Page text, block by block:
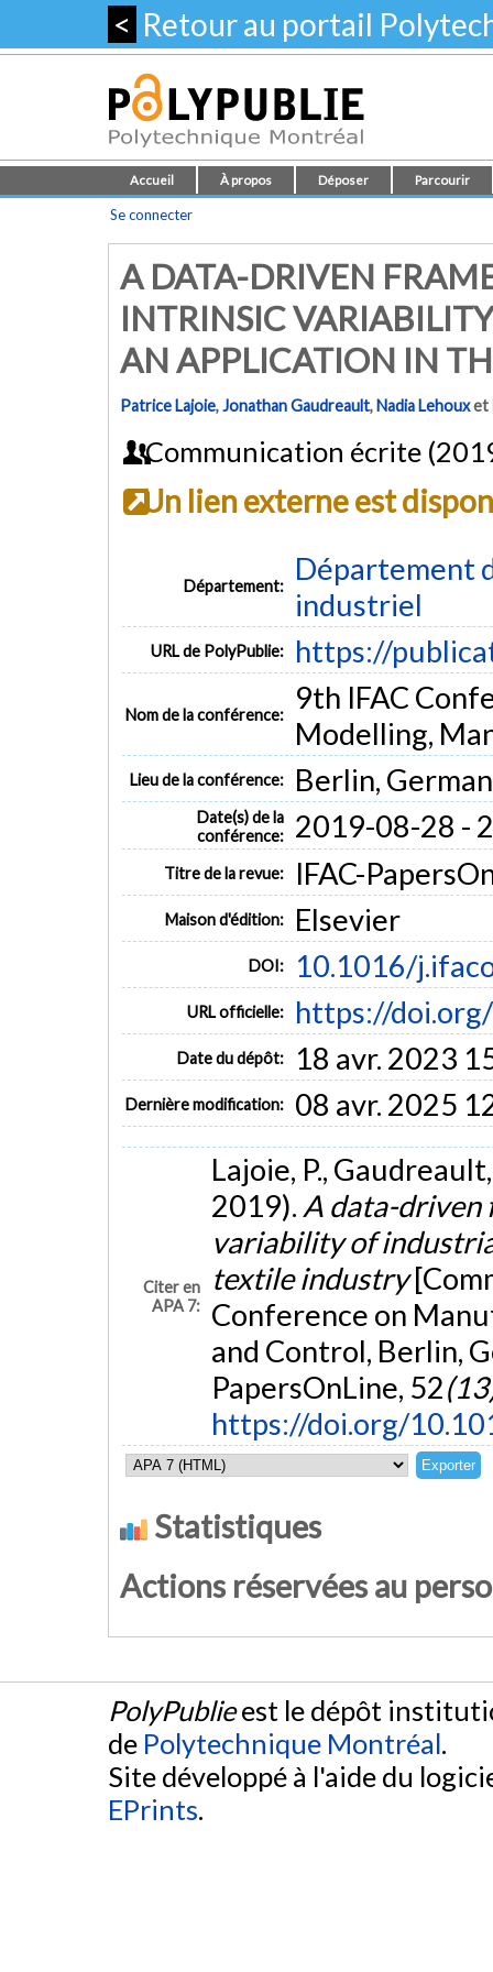
< Retour au portail
Accueil À propos Déposer Parcourir
Se connecter
A DATA-DRIVEN
INTRINSIC
AN APPLICATION IN
Patrice Lajoie,Jonathan Gaudreault,Nadia Lehouxet
Communication écrite
Un lien externe est
Département:
Département
industriel
URL de PolyPublie: https://
Nom de la conférence:
9th IFAC
Modelling,
Lieu de la conférence: Berlin,
Date(s) de la
conférence:
2019-08-28 -
Titre de la revue: IFAC-
Maison d'édition: Elsevier
DOI: 10.1016/
URL officielle: https://
Date du dépôt: 18 avr. 2023
Dernière modification: 08 avr. 2025
Citer en
APA 7:
Lajoie, P.,
2019). A data-driven
variability of
textile industry
Conference on
and Control, Berlin,
PapersOnLine, 52
https://doi.org/
Statistiques
Actions réservées au
PolyPublieest le dépôt
de Polytechnique Montréal.
Site développé à l'aide du
EPrints.